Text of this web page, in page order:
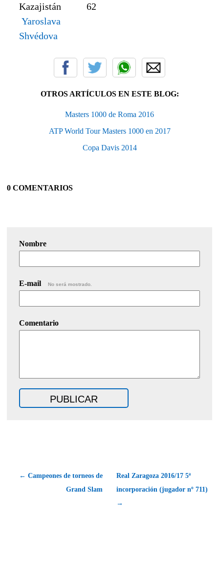
Yaroslava
Shvédova
62
OTROS ARTÍCULOS EN ESTE BLOG:
Masters 1000 de Roma 2016
ATP World Tour Masters 1000 en 2017
Copa Davis 2014
0 COMENTARIOS
Nombre
E-mail No será mostrado.
Comentario
← Campeones de torneos de
Grand Slam
Real Zaragoza 2016/17 5ª
incorporación (jugador nº 711)
→